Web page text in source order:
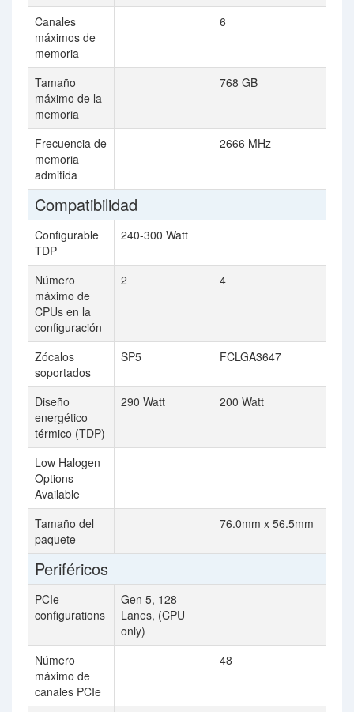
Canales
máximos de
memoria
6
Tamaño
máximo de la
memoria
768 GB
Frecuencia de
memoria
admitida
2666 MHz
Compatibilidad
Configurable
TDP
240-300 Watt
Número
máximo de
CPUs en la
configuración
2 4
Zócalos
soportados
SP5 FCLGA3647
Diseño
energético
térmico (TDP)
290 Watt 200 Watt
Low Halogen
Options
Available
Tamaño del
paquete
76.0mm x 56.5mm
Periféricos
PCIe
configurations
Gen 5, 128
Lanes, (CPU
only)
Número
máximo de
canales PCIe
48